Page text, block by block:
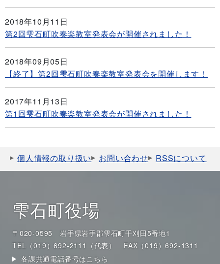
2018年10月11日
第2回雫石町吹奏楽教室発表会が開催されました！
2018年09月05日
【終了】第2回雫石町吹奏楽教室発表会を開催します！
2017年11月13日
第1回雫石町吹奏楽教室発表会が開催されました！
個人情報の取り扱い お問い合わせ RSSについて
雫石町役場
〒020-0595 岩手県岩手郡雫石町千刈田5番地1
TEL（019）692-2111（代表）
FAX（019）692-1311
各課共通電話番号はこちら